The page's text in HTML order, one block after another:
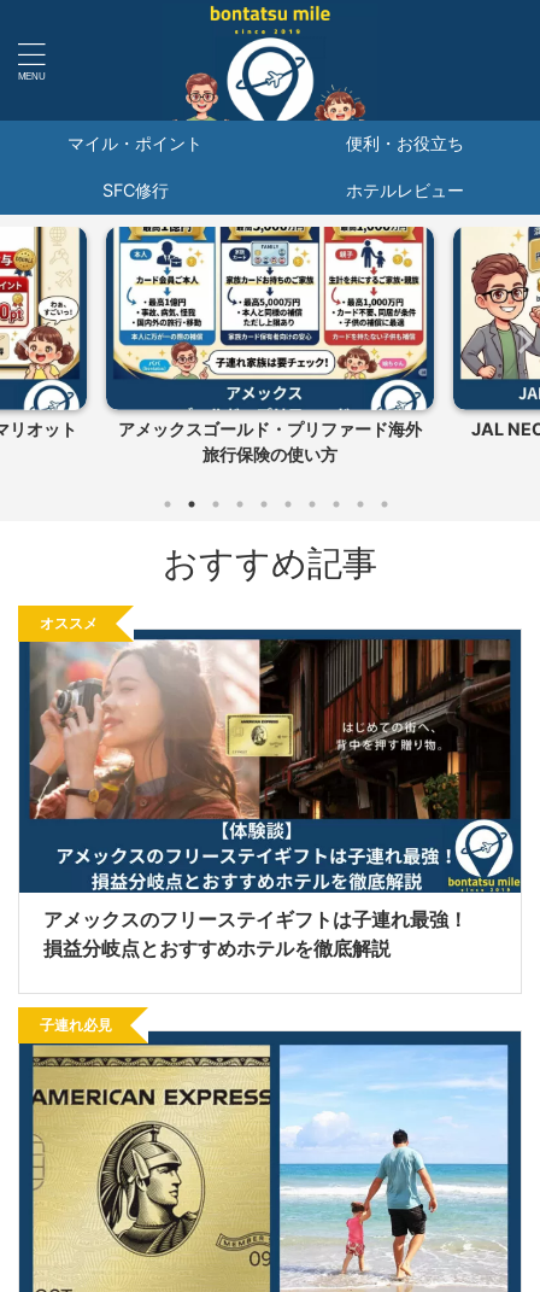
マイル・ポイント 便利・お役立ち
SFC修行 ホテルレビュー
ード海外
JAL NEOBANKプレミアム損益分岐点
｜預金いくら...
招待日
おすすめ記事
オススメ
アメックスのフリーステイギフトは子連れ最強！
損益分岐点とおすすめホテルを徹底解説
子連れ必見